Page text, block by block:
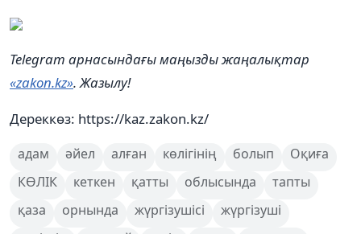
Telegram арнасындағы маңызды жаңалықтар
«zakon.kz». Жазылу!
Дереккөз: https://kaz.zakon.kz/
адам әйел алған көлігінің болып
Оқиға
КӨЛІК
кеткен қатты облысында
тапты
қаза
орнында жүргізушісі
жүргізуші